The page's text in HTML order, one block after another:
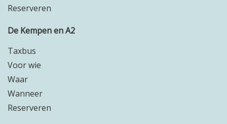
Reserveren
De Kempen en A2
Taxbus
Voor wie
Waar
Wanneer
Reserveren